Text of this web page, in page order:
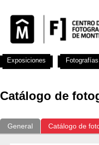
Catálogo de
General Catálogo de
Exposiciones